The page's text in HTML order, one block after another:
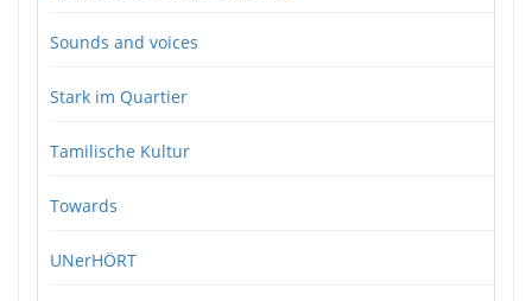
Sounds and voices
Stark im Quartier
Tamilische Kultur
Towards
UNerHÖRT